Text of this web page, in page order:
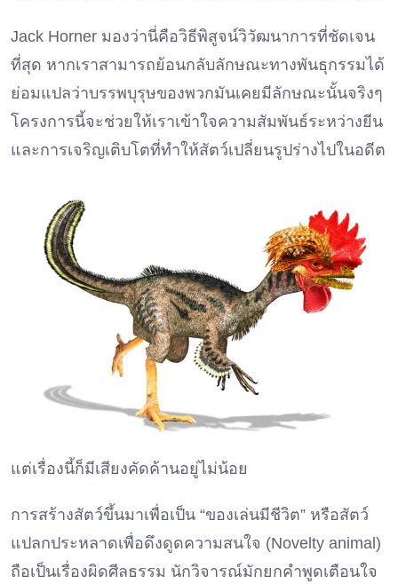
Jack Horner มองว่านี่คือวิธีพิสูจน์วิวัฒนาการที่ชัดเจน
ที่สุด หากเราสามารถย้อนกลับลักษณะทางพันธุกรรมได้
ย่อมแปลว่าบรรพบุรุษของพวกมันเคยมีลักษณะนั้นจริงๆ
โครงการนี้จะช่วยให้เราเข้าใจความสัมพันธ์ระหว่างยีน
และการเจริญเติบโตที่ทำให้สัตว์เปลี่ยนรูปร่างไปในอดีต
แต่เรื่องนี้ก็มีเสียงคัดค้านอยู่ไม่น้อย
การสร้างสัตว์ขึ้นมาเพื่อเป็น “ของเล่นมีชีวิต” หรือสัตว์
แปลกประหลาดเพื่อดึงดูดความสนใจ (Novelty animal)
ถือเป็นเรื่องผิดศีลธรรม นักวิจารณ์มักยกคำพูดเตือนใจ